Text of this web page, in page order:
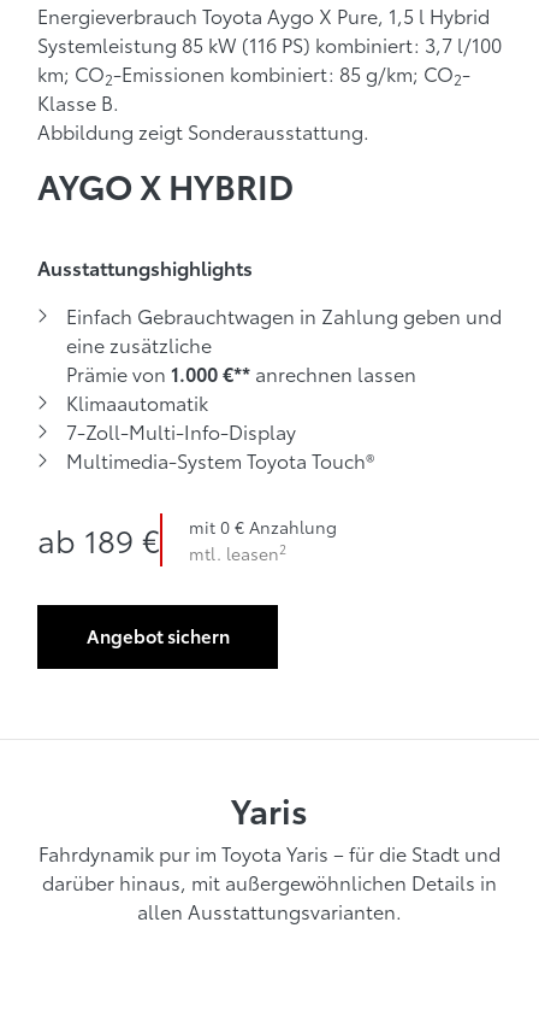
Energieverbrauch Toyota Aygo X Pure, 1,5 l Hybrid
Systemleistung 85 kW (116 PS) kombiniert: 3,7 l/100
km; CO2-Emissionen kombiniert: 85 g/km; CO2-
Klasse B.
Abbildung zeigt Sonderausstattung.
AYGO X HYBRID
Ausstattungshighlights
Einfach Gebrauchtwagen in Zahlung geben und
eine zusätzliche
Prämie von 1.000 €** anrechnen lassen
Klimaautomatik
7-Zoll-Multi-Info-Display
Multimedia-System Toyota Touch®
ab 189 € mtl. leasen2
Anzahlung
ab 189 €
mit 0 € Anzahlung
mtl. leasen2
Angebot sichern
Yaris
Fahrdynamik pur im Toyota Yaris – für die Stadt und
darüber hinaus, mit außergewöhnlichen Details in
allen Ausstattungsvarianten.